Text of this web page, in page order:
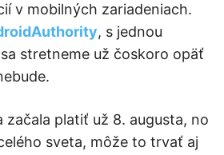
v mobilných zariadeniach.
, s jednou
stretneme už čoskoro opäť
začala platiť už 8. augusta, no
sveta, môže to trvať aj